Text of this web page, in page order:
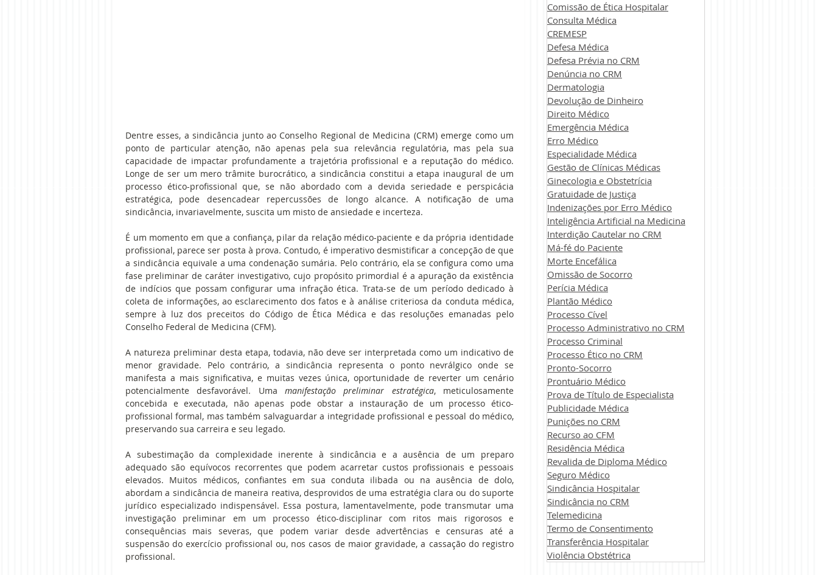
Dentre esses, a sindicância junto ao Conselho Regional de Medicina (CRM) emerge como um
ponto de particular atenção, não apenas pela sua relevância regulatória, mas pela sua
capacidade de impactar profundamente a trajetória profissional e a reputação do médico.
Longe de ser um mero trâmite burocrático, a sindicância constitui a etapa inaugural de um
processo ético-profissional que, se não abordado com a devida seriedade e perspicácia
estratégica, pode desencadear repercussões de longo alcance. A notificação de uma
sindicância, invariavelmente, suscita um misto de ansiedade e incerteza.
É um momento em que a confiança, pilar da relação médico-paciente e da própria identidade
profissional, parece ser posta à prova. Contudo, é imperativo desmistificar a concepção de que
a sindicância equivale a uma condenação sumária. Pelo contrário, ela se configura como uma
fase preliminar de caráter investigativo, cujo propósito primordial é a apuração da existência
de indícios que possam configurar uma infração ética. Trata-se de um período dedicado à
coleta de informações, ao esclarecimento dos fatos e à análise criteriosa da conduta médica,
sempre à luz dos preceitos do Código de Ética Médica e das resoluções emanadas pelo
Conselho Federal de Medicina (CFM).
A natureza preliminar desta etapa, todavia, não deve ser interpretada como um indicativo de
menor gravidade. Pelo contrário, a sindicância representa o ponto nevrálgico onde se
manifesta a mais significativa, e muitas vezes única, oportunidade de reverter um cenário
potencialmente desfavorável. Uma manifestação preliminar estratégica, meticulosamente
concebida e executada, não apenas pode obstar a instauração de um processo ético-
profissional formal, mas também salvaguardar a integridade profissional e pessoal do médico,
preservando sua carreira e seu legado.
A subestimação da complexidade inerente à sindicância e a ausência de um preparo
adequado são equívocos recorrentes que podem acarretar custos profissionais e pessoais
elevados. Muitos médicos, confiantes em sua conduta ilibada ou na ausência de dolo,
abordam a sindicância de maneira reativa, desprovidos de uma estratégia clara ou do suporte
jurídico especializado indispensável. Essa postura, lamentavelmente, pode transmutar uma
investigação preliminar em um processo ético-disciplinar com ritos mais rigorosos e
consequências mais severas, que podem variar desde advertências e censuras até a
suspensão do exercício profissional ou, nos casos de maior gravidade, a cassação do registro
profissional.
Comissão de Ética Hospitalar
Consulta Médica
CREMESP
Defesa Médica
Defesa Prévia no CRM
Denúncia no CRM
Dermatologia
Devolução de Dinheiro
Direito Médico
Emergência Médica
Erro Médico
Especialidade Médica
Gestão de Clínicas Médicas
Ginecologia e Obstetrícia
Gratuidade de Justiça
Indenizações por Erro Médico
Inteligência Artificial na Medicina
Interdição Cautelar no CRM
Má-fé do Paciente
Morte Encefálica
Omissão de Socorro
Perícia Médica
Plantão Médico
Processo Cível
Processo Administrativo no CRM
Processo Criminal
Processo Ético no CRM
Pronto-Socorro
Prontuário Médico
Prova de Título de Especialista
Publicidade Médica
Punições no CRM
Recurso ao CFM
Residência Médica
Revalida de Diploma Médico
Seguro Médico
Sindicância Hospitalar
Sindicância no CRM
Telemedicina
Termo de Consentimento
Transferência Hospitalar
Violência Obstétrica